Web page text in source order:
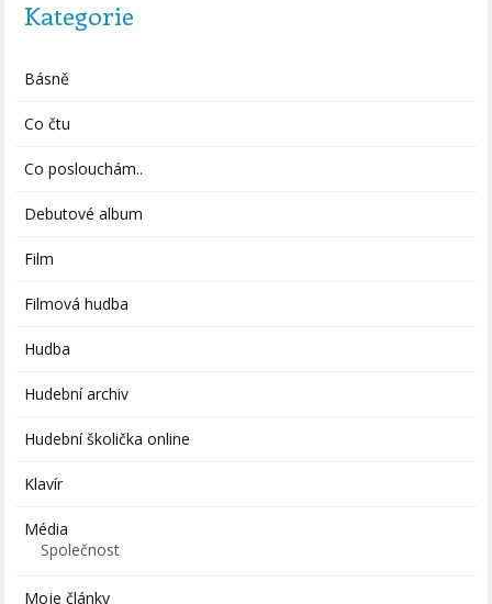
Kategorie
Básně
Co čtu
Co poslouchám..
Debutové album
Film
Filmová hudba
Hudba
Hudební archiv
Hudební školička online
Klavír
Média
Společnost
Moje články